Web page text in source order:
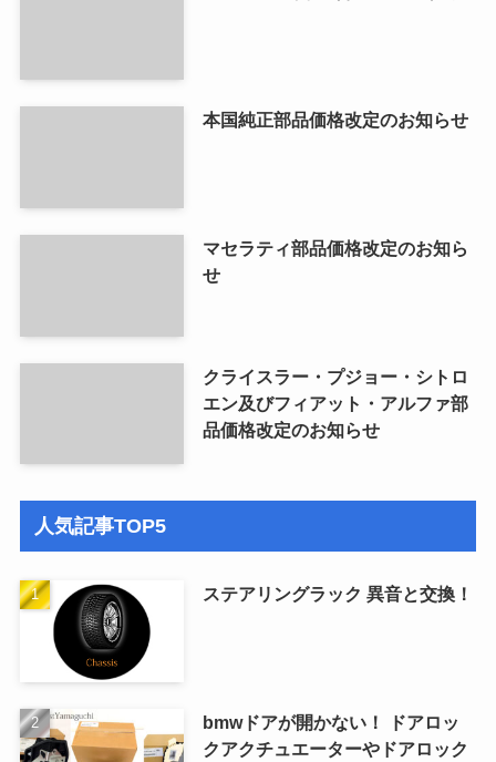
本国純正部品価格改定のお知らせ
マセラティ部品価格改定のお知ら
せ
クライスラー・プジョー・シトロ
エン及びフィアット・アルファ部
品価格改定のお知らせ
人気記事TOP5
ステアリングラック 異音と交換！
bmwドアが開かない！ ドアロッ
クアクチュエーターやドアロック